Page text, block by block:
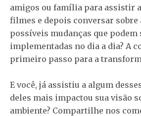
amigos ou família para assistir
filmes e depois conversar sobre
possíveis mudanças que podem
implementadas no dia a dia? A
primeiro passo para a
E você, já assistiu a algum
deles mais impactou sua visão
ambiente? Compartilhe nos